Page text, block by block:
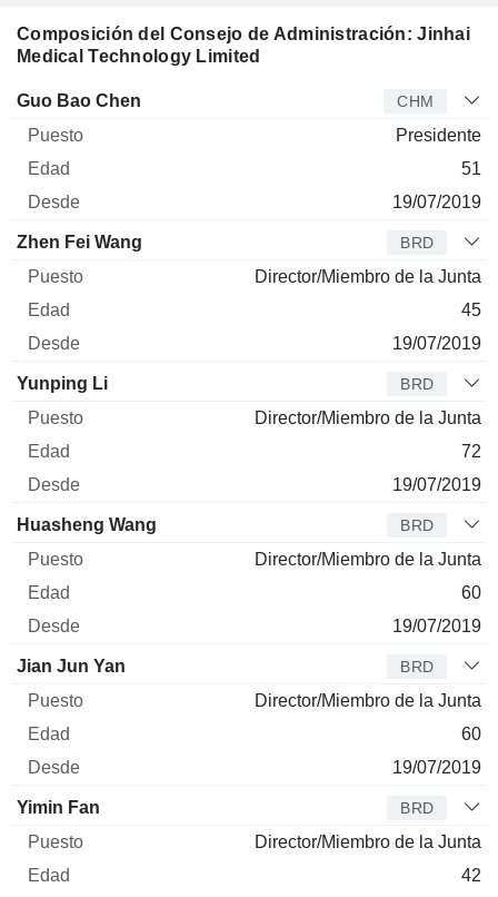
Composición del Consejo de Administración: Jinhai
Medical Technology Limited
Administrador Puesto
Guo Bao Chen CHM
Presidente
51
19/07/2019
Zhen Fei Wang BRD
Director/Miembro de la Junta
45
19/07/2019
Yunping Li BRD
Director/Miembro de la Junta
72
19/07/2019
Huasheng Wang BRD
Director/Miembro de la Junta
60
19/07/2019
Jian Jun Yan BRD
Director/Miembro de la Junta
60
19/07/2019
Yimin Fan BRD
Director/Miembro de la Junta
42